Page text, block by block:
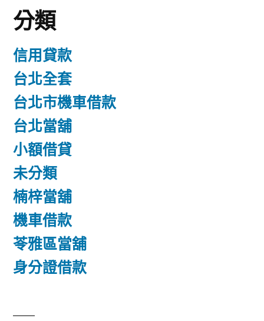
分類
信用貸款
台北全套
台北市機車借款
台北當舖
小額借貸
未分類
楠梓當舖
機車借款
苓雅區當舖
身分證借款